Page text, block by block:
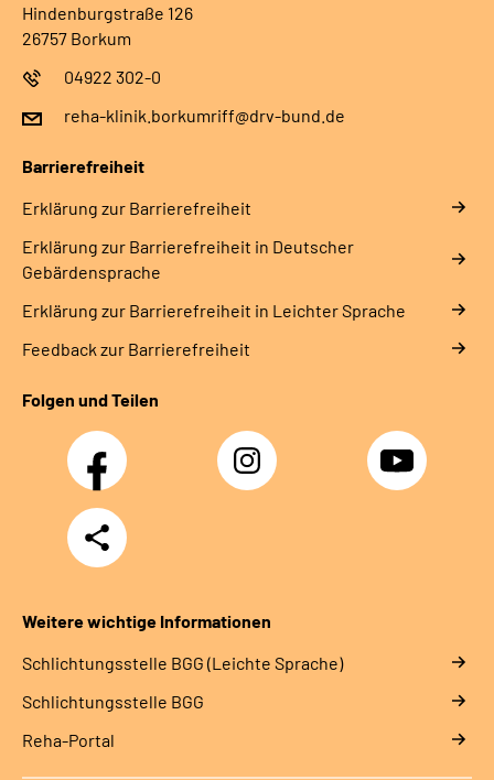
Hindenburgstraße 126
26757 Borkum
04922 302-0
reha-klinik.borkumriff@drv-bund.de
Barrierefreiheit
Erklärung zur Barrierefreiheit
Erklärung zur Barrierefreiheit in Deutscher
Gebärdensprache
Erklärung zur Barrierefreiheit in Leichter Sprache
Feedback zur Barrierefreiheit
Folgen und Teilen
Facebook Instagram YouTube
Teilen
Weitere wichtige Informationen
Schlich­tungs­stel­le BGG (Leichte Sprache)
Schlich­tungs­stel­le BGG
Reha-Portal